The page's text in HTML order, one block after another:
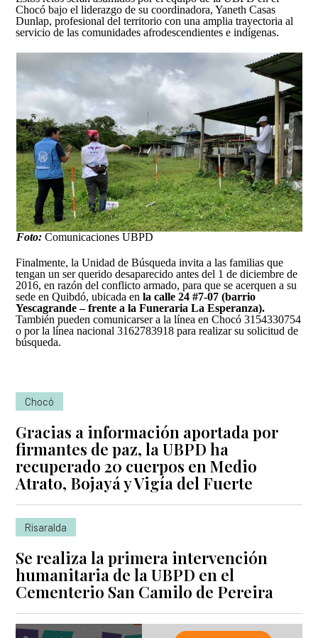
Chocó bajo el liderazgo de su coordinadora, Yaneth Casas
Dunlap, profesional del territorio con una amplia trayectoria al
servicio de las comunidades afrodescendientes e indígenas.
Foto: Comunicaciones UBPD
Finalmente, la Unidad de Búsqueda invita a las familias que
tengan un ser querido desaparecido antes del 1 de diciembre de
2016, en razón del conflicto armado, para que se acerquen a su
sede en Quibdó, ubicada enla calle 24 #7-07 (barrio
Yescagrande – frente a la Funeraria La Esperanza).
También pueden comunicarser a la línea en Chocó 3154330754
o por la línea nacional 3162783918 para realizar su solicitud de
búsqueda.
Chocó
Gracias a información aportada por
firmantes de paz, la UBPD ha
recuperado 20 cuerpos en Medio
Atrato, Bojayá y Vigía del Fuerte
Risaralda
Se realiza la primera intervención
humanitaria de la UBPD en el
Cementerio San Camilo de Pereira